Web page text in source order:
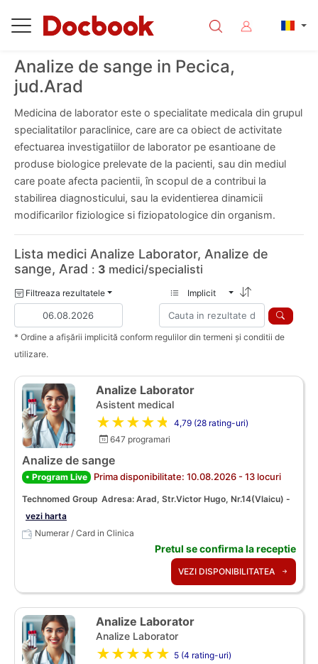
Analize de sange in Pecica,
jud.Arad
Medicina de laborator este o specialitate medicala din grupul
specialitatilor paraclinice, care are ca obiect de activitate
efectuarea investigatiilor de laborator pe esantioane de
produse biologice prelevate de la pacienti, sau din mediul
care poate afecta pacientii, în scopul de a contribui la
stabilirea diagnosticului, sau la evidentierea dinamicii
modificarilor fiziologice si fiziopatologice din organism.
Lista medici Analize Laborator, Analize de
sange, Arad : 3 medici/specialisti
Filtreaza rezultatele Implicit
* Ordine a afișării implicită conform regulilor din termeni și conditii de
utilizare.
Analize Laborator
Asistent medical
★★★★★
4,79 (28 rating-uri)
647 programari
Analize de sange
• Program Live Prima disponibilitate: 10.08.2026 - 13 locuri
Technomed Group Adresa: Arad, Str.Victor Hugo, Nr.14(Vlaicu) -
vezi harta
Numerar / Card in Clinica
Pretul se confirma la receptie
VEZI DISPONIBILITATEA
Analize Laborator
Analize Laborator
★★★★★ 5 (4 rating-uri)